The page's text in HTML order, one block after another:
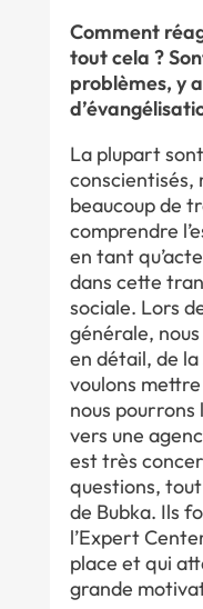
Comment
tout cela ?
problèmes, y
La plupart
conscientisés,
beaucoup de
comprendre
en tant
dans cette
sociale. Lors
générale,
en détail, de
voulons
nous
vers une
est très
questions,
de Bubka. Ils
l’Expert
place et qui
grande